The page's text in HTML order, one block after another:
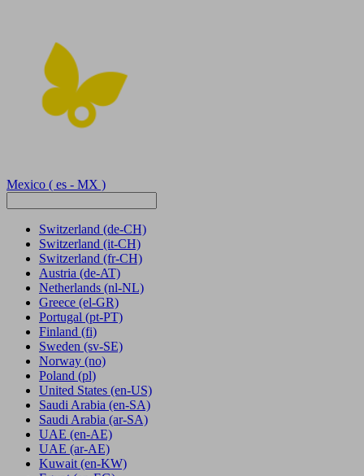
Mexico ( es - MX )
Switzerland (de-CH)
Switzerland (it-CH)
Switzerland (fr-CH)
Austria (de-AT)
Netherlands (nl-NL)
Greece (el-GR)
Portugal (pt-PT)
Finland (fi)
Sweden (sv-SE)
Norway (no)
Poland (pl)
United States (en-US)
Saudi Arabia (en-SA)
Saudi Arabia (ar-SA)
UAE (en-AE)
UAE (ar-AE)
Kuwait (en-KW)